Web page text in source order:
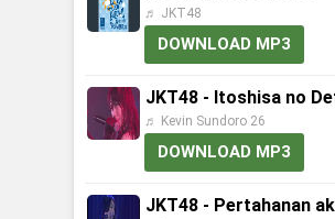
♬ JKT48
DOWNLOAD MP3
JKT48 - Itoshisa no
♬ Kevin Sundoro 26
DOWNLOAD MP3
JKT48 - Pertahanan